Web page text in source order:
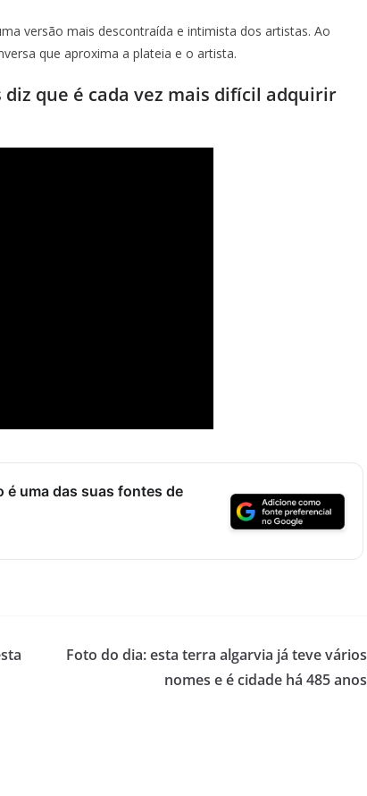
versão mais descontraída e intimista dos artistas. Ao
que aproxima a plateia e o artista.
que é cada vez mais difícil adquirir
é uma das suas fontes de
Foto do dia: esta terra algarvia já teve vários
nomes e é cidade há 485 anos
sacristia da Igreja de Santa Maria?!…